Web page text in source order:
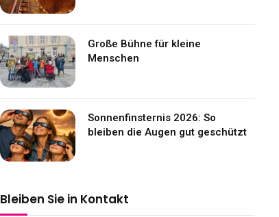
Große Bühne für kleine
Menschen
Sonnenfinsternis 2026: So
bleiben die Augen gut geschützt
Bleiben Sie in Kontakt